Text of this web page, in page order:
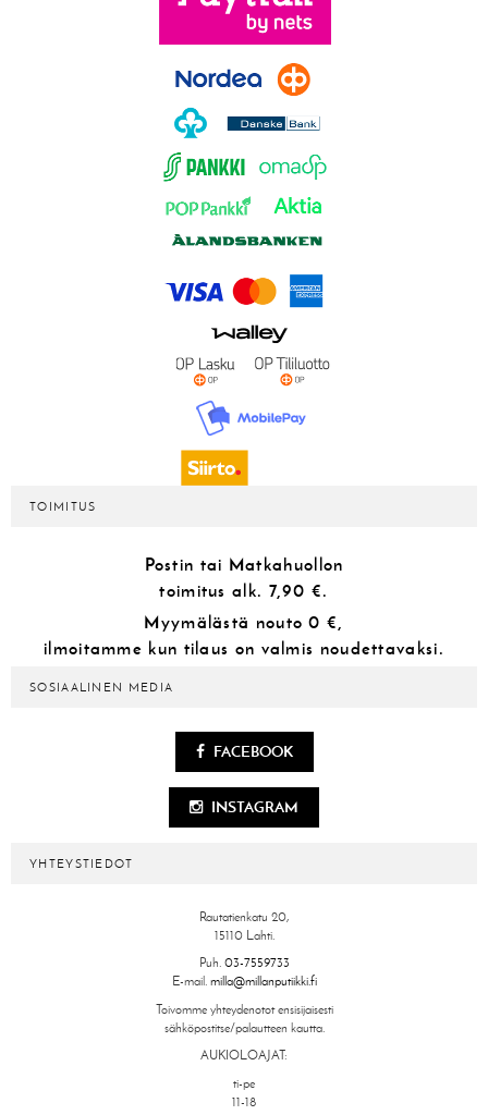
TOIMITUS
Postin tai Matkahuollon
toimitus alk. 7,90 €.
Myymälästä nouto 0 €,
ilmoitamme kun tilaus on valmis noudettavaksi.
SOSIAALINEN MEDIA
FACEBOOK
INSTAGRAM
YHTEYSTIEDOT
Rautatienkatu 20,
15110 Lahti.
Puh. 03-7559733
E-mail. milla@millanputiikki.fi
Toivomme yhteydenotot ensisijaisesti
sähköpostitse/palautteen kautta.
AUKIOLOAJAT:
ti-pe
11-18